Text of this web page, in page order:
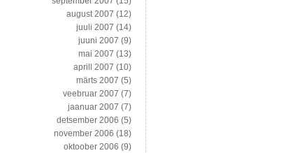
august 2007 (12)
juuli 2007 (14)
juuni 2007 (9)
mai 2007 (13)
aprill 2007 (10)
märts 2007 (5)
veebruar 2007 (7)
jaanuar 2007 (7)
detsember 2006 (5)
november 2006 (18)
oktoober 2006 (9)